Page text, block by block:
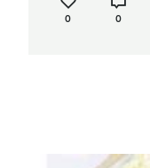
0 0